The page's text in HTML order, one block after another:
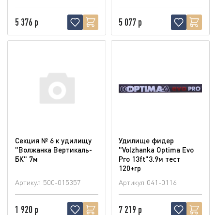
5 376 р 5 077 р
Секция № 6 к удилищу
"Волжанка Вертикаль-
БК" 7м
Артикул 500-015357
1 920 р
Удилище фидер
"Volzhanka Optima Evo
Pro 13ft"3.9м тест
120+гр
Артикул 041-0116
7 219 р